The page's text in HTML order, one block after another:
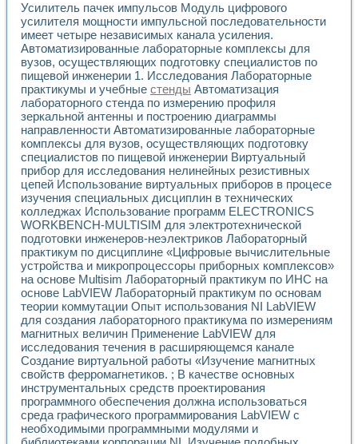
Усилитель пачек импульсов Модуль цифрового
усилителя мощности импульсной последовательности
имеет четыре независимых канала усиления.
Автоматизированные лабораторные комплексы для
вузов, осуществляющих подготовку специалистов по
пищевой инженерии 1. Исследования Лабораторные
практикумы и учебные стенды Автоматизация
лабораторного стенда по измерению профиля
зеркальной антенны и построению диаграммы
направленности Автоматизированные лабораторные
комплексы для вузов, осуществляющих подготовку
специалистов по пищевой инженерии Виртуальный
прибор для исследования нелинейных резистивных
цепей Использование виртуальных приборов в процесе
изучения специальных дисциплин в технических
колледжах Использование программ ELECTRONICS
WORKBENCH-MULTISIM для электротехнической
подготовки инженеров-неэлектриков Лабораторный
практикум по дисциплине «Цифровые вычислительные
устройства и микропроцессоры приборных комплексов»
на основе Multisim Лабораторный практикум по ИНС на
основе LabVIEW Лабораторный практикум по основам
теории коммутации Опыт использования NI LabVIEW
для создания лабораторного практикума по измерениям
магнитных величин Применение LabVIEW для
исследования течения в расширяющемся канале
Создание виртуальной работы «Изучение магнитных
свойств ферромагнетиков. ; В качестве основных
инструментальных средств проектирования
программного обеспечения должна использоваться
среда графического программирования LabVIEW с
необходимыми программными модулями и